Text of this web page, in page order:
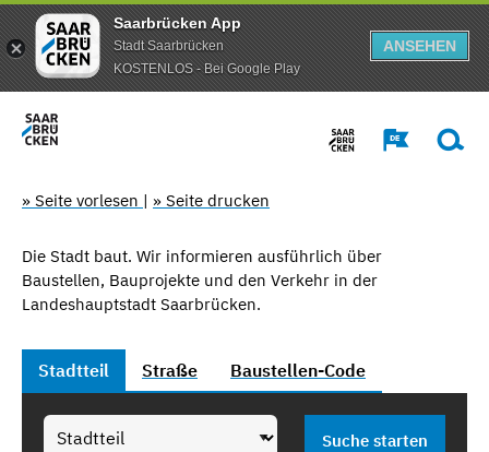
Saarbrücken App
Stadt Saarbrücken
KOSTENLOS - Bei Google Play
ANSEHEN
» Seite vorlesen | » Seite drucken
Die Stadt baut. Wir informieren ausführlich über
Baustellen, Bauprojekte und den Verkehr in der
Landeshauptstadt Saarbrücken.
Stadtteil Straße Baustellen-Code